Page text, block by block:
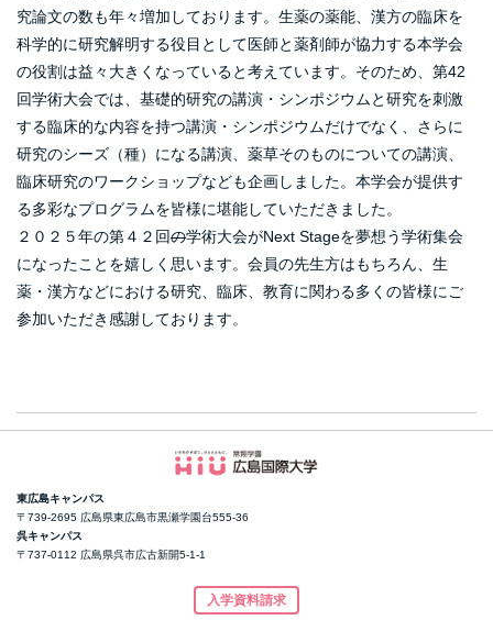
究論文の数も年々増加しております。生薬の薬能、漢方の臨床を
科学的に研究解明する役目として医師と薬剤師が協力する本学会
の役割は益々大きくなっていると考えています。そのため、第42
回学術大会では、基礎的研究の講演・シンポジウムと研究を刺激
する臨床的な内容を持つ講演・シンポジウムだけでなく、さらに
研究のシーズ（種）になる講演、薬草そのものについての講演、
臨床研究のワークショップなども企画しました。本学会が提供す
る多彩なプログラムを皆様に堪能していただきました。
２０２５年の第４２回の学術大会がNext Stageを夢想う学術集会
になったことを嬉しく思います。会員の先生方はもちろん、生
薬・漢方などにおける研究、臨床、教育に関わる多くの皆様にご
参加いただき感謝しております。
東広島キャンパス
〒739-2695 広島県東広島市黒瀬学園台555-36
呉キャンパス
〒737-0112 広島県呉市広古新開5-1-1
入学資料請求